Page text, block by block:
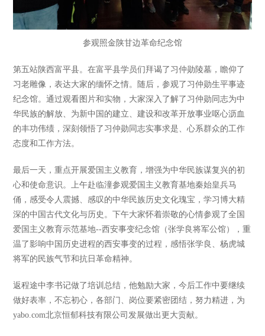
参观照金陕甘边革命纪念馆
第五站陕西富平县。在富平县学员们拜谒了习仲勋陵墓，瞻仰了
习老雕像，表达大家的缅怀之情。随后，参观了习仲勋生平事迹
纪念馆。通过观看图片和实物，大家深入了解了习仲勋同志为中
华民族的解放、为新中国的建立、建设和改革开放事业呕心沥血
的丰功伟绩，深刻领悟了习仲勋同志实事求是、心系群众的工作
态度和工作方法。
最后一天，重点开展爱国主义教育，增强为中华民族谋复兴的初
心和使命意识。上午赴临潼参观爱国主义教育基地秦始皇兵马
俑，感受令人震撼、感叹的中华民族历史文化瑰宝，学习博大精
深的中国古代文化与历史。下午大家怀着崇敬的心情参观了全国
爱国主义教育示范基地--西安事变纪念馆（张学良将军公馆），重
温了影响中国历史进程的西安事变的过程，感悟张学良、杨虎城
将军的民族气节和抗日革命精神。
返程途中李书记做了培训总结，他勉励大家，今后工作中要继续
做好表率，不忘初心，各部门、岗位要紧密团结，努力精进，为
yabo.com北京恒郁科技有限公司发展做出更大贡献。